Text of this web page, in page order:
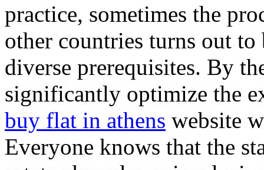
practice, sometimes the
other countries turns out
diverse prerequisites. By
significantly optimize the
buy flat in athens website
Everyone knows that the